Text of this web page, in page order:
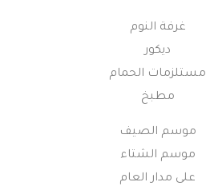
غرفة النوم
ديكور
مستلزمات الحمام
مطبخ
موسم الصيف
موسم الشتاء
على مدار العام